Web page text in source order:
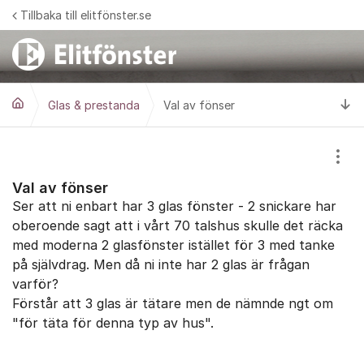
Hoppa till innehåll
Tillbaka till elitfönster.se
Glas & prestanda Val av fönser
Val av fönser
Ser att ni enbart har 3 glas fönster - 2 snickare har
oberoende sagt att i vårt 70 talshus skulle det räcka
med moderna 2 glasfönster istället för 3 med tanke
på självdrag. Men då ni inte har 2 glas är frågan
varför?
Förstår att 3 glas är tätare men de nämnde ngt om
"för täta för denna typ av hus".